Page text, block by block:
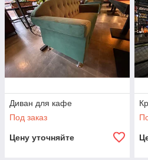
Диван для кафе
Под заказ
Цену уточняйте